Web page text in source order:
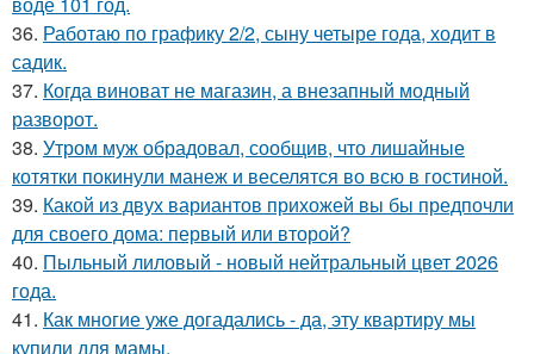
36. Работаю по графику 2/2, сыну четыре года, ходит в
садик.
37. Когда виноват не магазин, а внезапный модный
разворот.
38. Утром муж обрадовал, сообщив, что лишайные
котятки покинули манеж и веселятся во всю в гостиной.
39. Какой из двух вариантов прихожей вы бы предпочли
для своего дома: первый или второй?
40. Пыльный лиловый - новый нейтральный цвет 2026
года.
41. Как многие уже догадались - да, эту квартиру мы
купили для мамы.